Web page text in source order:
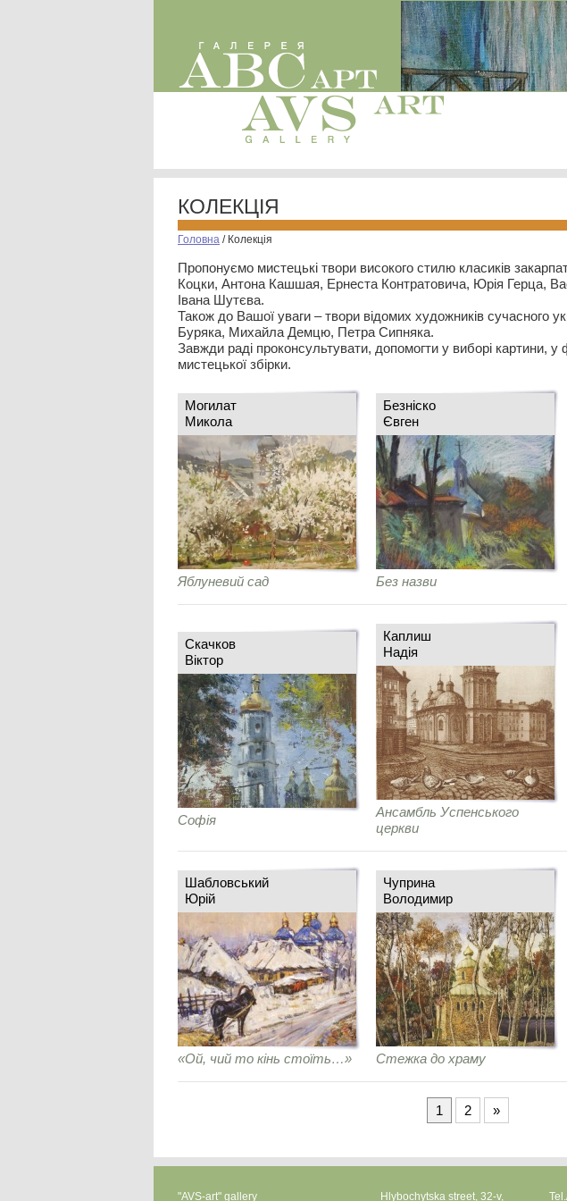
КОЛЕКЦІЯ
Головна / Колекція
Пропонуємо мистецькі твори високого стилю класиків
Коцки, Антона Кашшая, Ернеста Контратовича, Юрія Герца,
Івана Шутєва.
Також до Вашої уваги – твори відомих художників сучасного
Буряка, Михайла Демцю, Петра Сипняка.
Завжди раді проконсультувати, допомогти у виборі картини, у
мистецької збірки.
Могилат
Микола
Яблуневий сад
Безніско
Євген
Без назви
Скачков
Віктор
Софія
Каплиш
Надія
Ансамбль Успенського
церкви
Шабловський
Юрій
«Ой, чий то кінь стоїть…»
Чуприна
Володимир
Стежка до храму
1 2 »
"AVS-art" gallery Hlybochytska street, 32-v,